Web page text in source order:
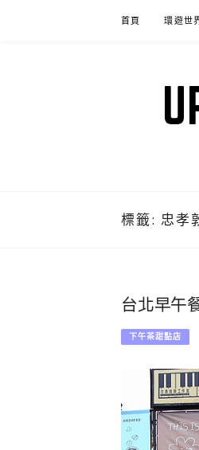
首頁 環遊世
標籤: 忠孝
台北早午
下午茶甜點店